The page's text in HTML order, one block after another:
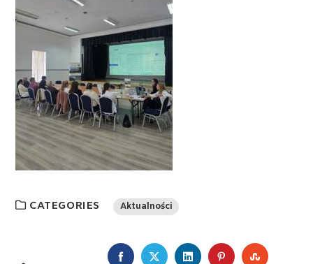
CATEGORIES Aktualności
FACEBOOK
TWITTERLINKEDINPINTEREST